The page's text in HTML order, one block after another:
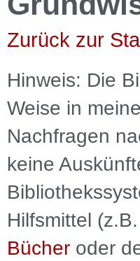
Zurück zur
Hinweis: Die
Weise in
Nachfragen
keine
Hilfsmittel
Bücher oder